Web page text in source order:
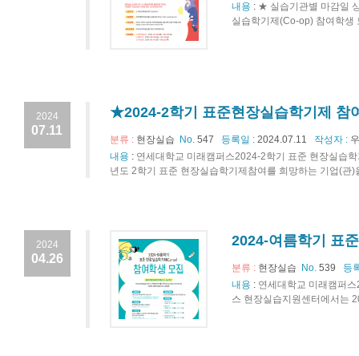
내용 : ★ 실습기관별 마감일
실습학기제(Co-op) 참여학생
2024
07.11
★2024-2학기 표준현장실습학기제 참
분류 : 현장실습 No. 547 등록일 : 2024.07.11 작성자 :
내용 : 연세대학교 미래캠퍼스2024-2학기 표준 현장실습
년도 2학기 표준 현장실습학기제참여를 희망하는 기업(관)
2024
04.26
2024-여름학기 표
분류 : 현장실습 No. 539
등
내용 : 연세대학교 미래캠퍼
스 현장실습지원센터에서는